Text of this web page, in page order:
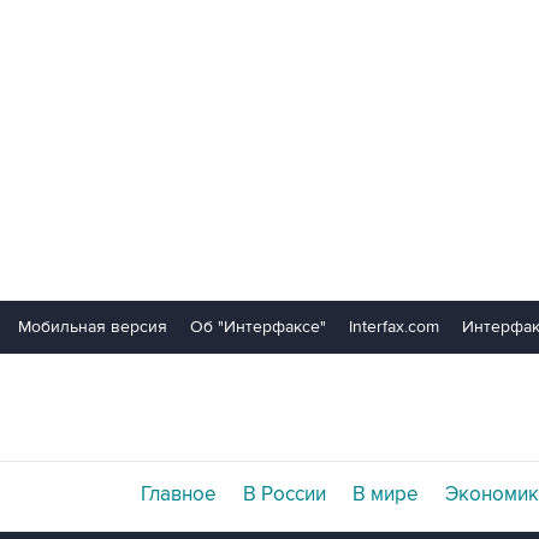
Мобильная версия Об "Интерфаксе" Interfax.com
Главное В России В мире